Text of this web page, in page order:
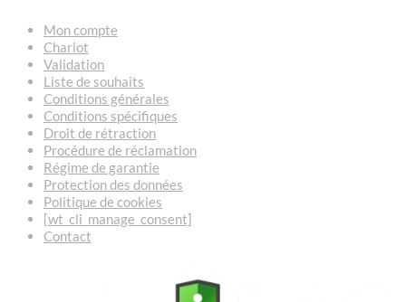
Mon compte
Chariot
Validation
Liste de souhaits
Conditions générales
Conditions spécifiques
Droit de rétraction
Procédure de réclamation
Régime de garantie
Protection des données
Politique de cookies
[wt_cli_manage_consent]
Contact